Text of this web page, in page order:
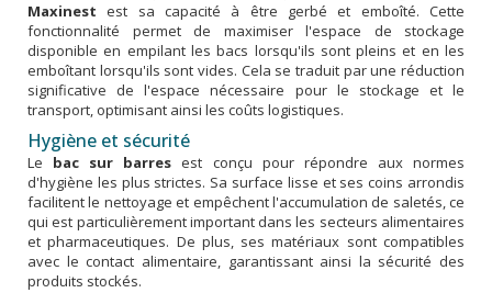
Maxinest est sa capacité à être gerbé et emboîté. Cette
fonctionnalité permet de maximiser l'espace de stockage
disponible en empilant les bacs lorsqu'ils sont pleins et en les
emboîtant lorsqu'ils sont vides. Cela se traduit par une réduction
significative de l'espace nécessaire pour le stockage et le
transport, optimisant ainsi les coûts logistiques.
Hygiène et sécurité
Le bac sur barres est conçu pour répondre aux normes
d'hygiène les plus strictes. Sa surface lisse et ses coins arrondis
facilitent le nettoyage et empêchent l'accumulation de saletés, ce
qui est particulièrement important dans les secteurs alimentaires
et pharmaceutiques. De plus, ses matériaux sont compatibles
avec le contact alimentaire, garantissant ainsi la sécurité des
produits stockés.